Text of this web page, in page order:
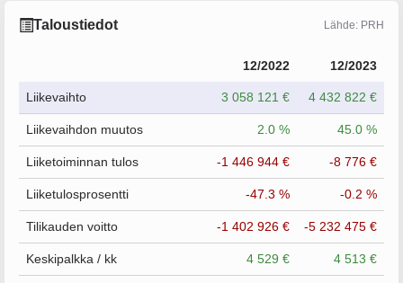
Taloustiedot Lähde: PRH
12/2022 12/2023
Liikevaihto 3 058 121 € 4 432 822 €
Liikevaihdon muutos 2.0 % 45.0 %
Liiketoiminnan tulos -1 446 944 € -8 776 €
Liiketulosprosentti -47.3 % -0.2 %
Tilikauden voitto -1 402 926 € -5 232 475 €
Keskipalkka / kk 4 529 € 4 513 €